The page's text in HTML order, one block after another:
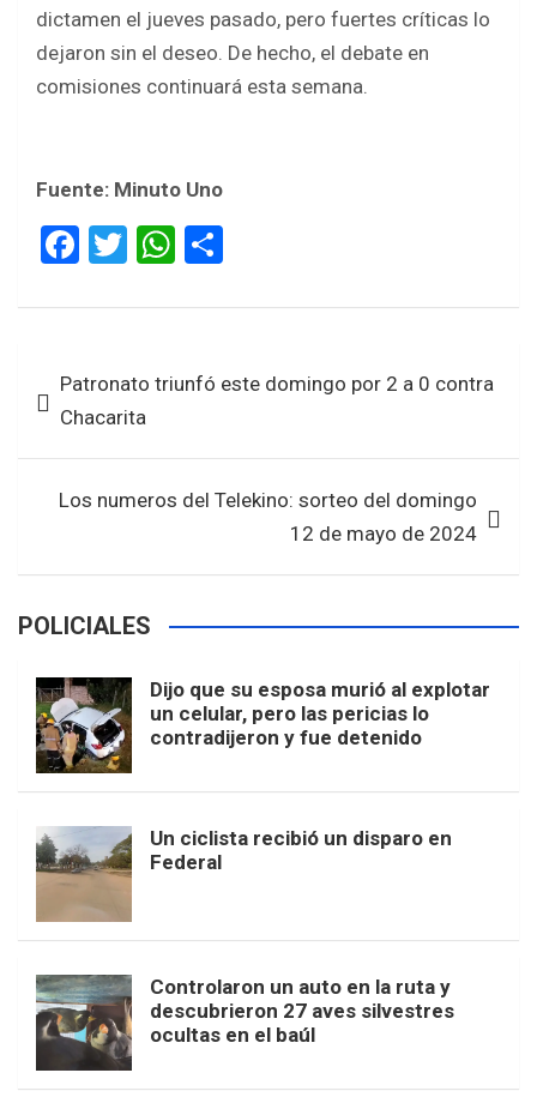
dictamen el jueves pasado, pero fuertes críticas lo
dejaron sin el deseo. De hecho, el debate en
comisiones continuará esta semana.
Fuente: Minuto Uno
F
ce
o
o
k
T
tt
W
at
A
p
ar
de Patronato triunfó este domingo por 2 a 0 contra
Chacarita
Los numeros del Telekino: sorteo del domingo
12 de mayo de 2024
POLICIALES
Dijo que su esposa murió al explotar
un celular, pero las pericias lo
contradijeron y fue detenido
Un ciclista recibió un disparo en
Federal
Controlaron un auto en la ruta y
descubrieron 27 aves silvestres
ocultas en el baúl